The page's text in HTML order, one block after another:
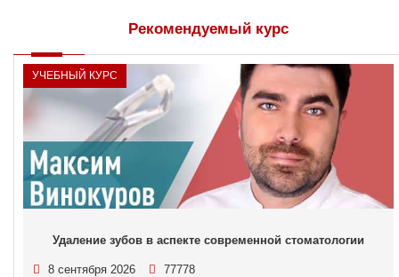
Рекомендуемый курс
УЧЕБНЫЙ КУРС
Удаление зубов в аспекте современной стоматологии
8 сентября 2026 77778